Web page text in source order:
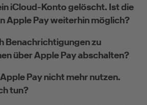
iCloud-Konto gelöscht. Ist die
Apple Pay weiterhin möglich?
Benachrichtigungen zu
über Apple Pay abschalten?
Pay nicht mehr nutzen.
tun?